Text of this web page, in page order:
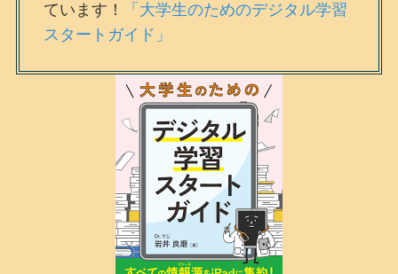
ています！
「大学生のためのデジタル学習
スタートガイド」